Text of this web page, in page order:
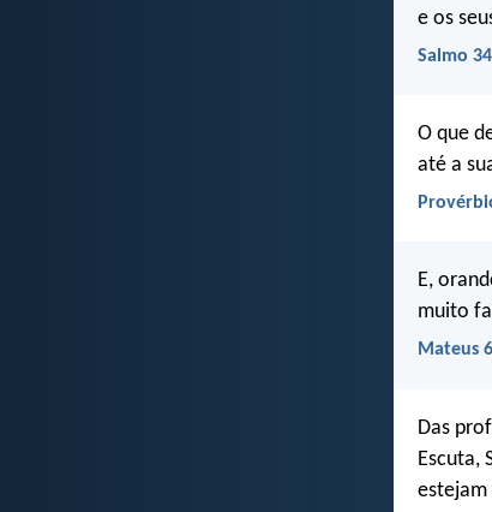
e os
Salmo
O que
até a
E,
muito
Mateus
Das
Escuta,
estejam